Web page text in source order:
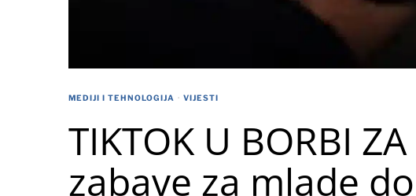
MEDIJI I TEHNOLOGIJA · VIJESTI
TIKTOK U BORBI
zabave za mlade